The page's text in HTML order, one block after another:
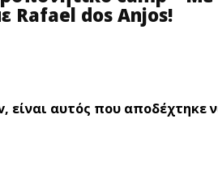
Rafael dos Anjos!
αυτός που αποδέχτηκε